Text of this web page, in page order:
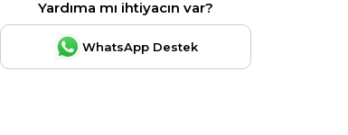
Yardıma mı ihtiyacın var?
WhatsApp Destek